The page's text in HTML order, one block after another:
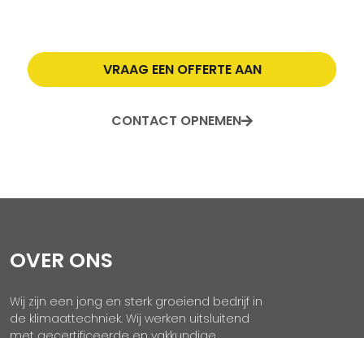
VRAAG EEN OFFERTE AAN
CONTACT OPNEMEN
OVER ONS
Wij zijn een jong en sterk groeiend bedrijf in
de klimaattechniek. Wij werken uitsluitend